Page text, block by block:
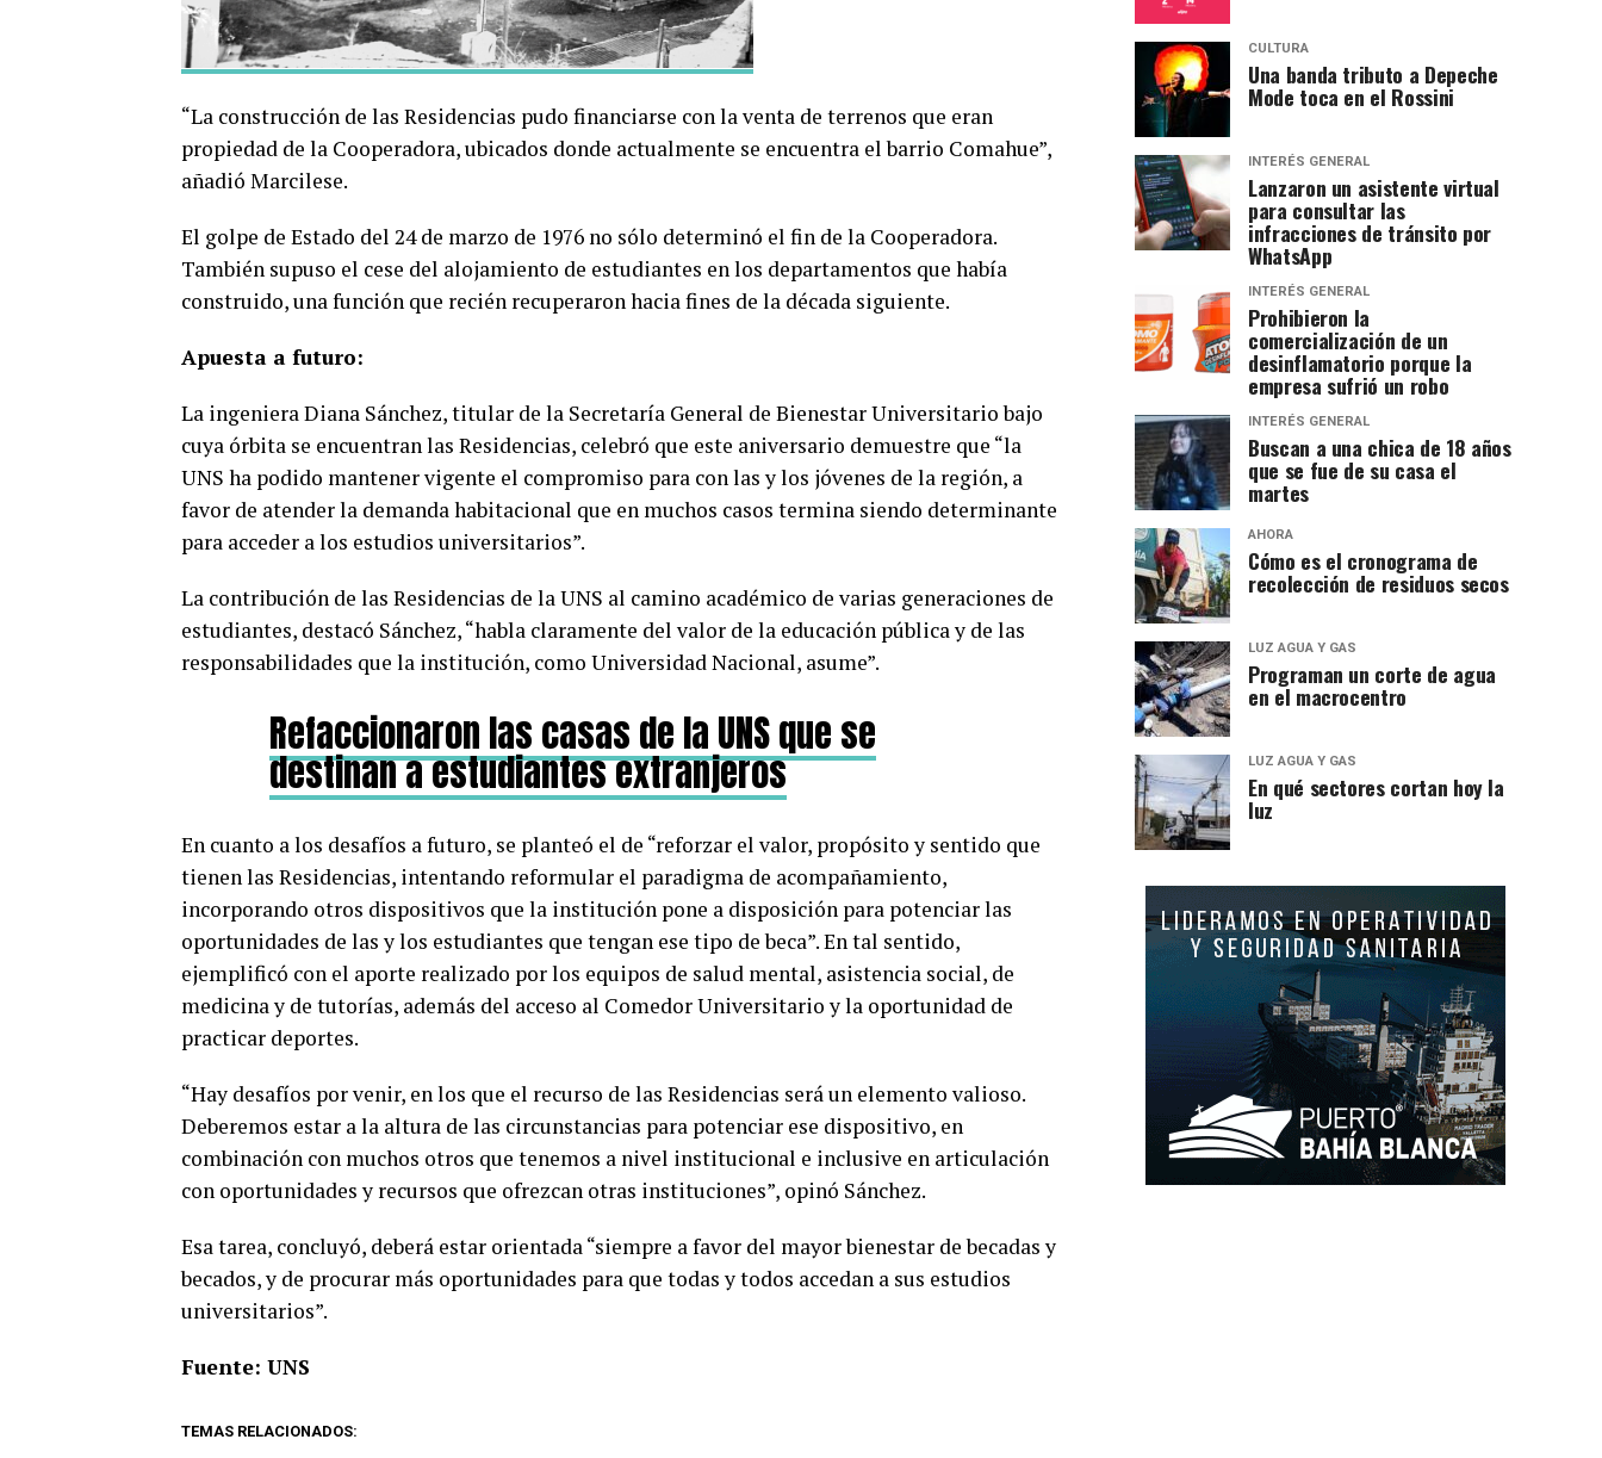
“La construcción de las Residencias pudo financiarse con la venta de terrenos que eran
propiedad de la Cooperadora, ubicados donde actualmente se encuentra el barrio Comahue”,
añadió Marcilese.
El golpe de Estado del 24 de marzo de 1976 no sólo determinó el fin de la Cooperadora.
También supuso el cese del alojamiento de estudiantes en los departamentos que había
construido, una función que recién recuperaron hacia fines de la década siguiente.
Apuesta a futuro:
La ingeniera Diana Sánchez, titular de la Secretaría General de Bienestar Universitario bajo
cuya órbita se encuentran las Residencias, celebró que este aniversario demuestre que “la
UNS ha podido mantener vigente el compromiso para con las y los jóvenes de la región, a
favor de atender la demanda habitacional que en muchos casos termina siendo determinante
para acceder a los estudios universitarios”.
La contribución de las Residencias de la UNS al camino académico de varias generaciones de
estudiantes, destacó Sánchez, “habla claramente del valor de la educación pública y de las
responsabilidades que la institución, como Universidad Nacional, asume”.
Refaccionaron las casas de la UNS que se
destinan a estudiantes extranjeros
En cuanto a los desafíos a futuro, se planteó el de “reforzar el valor, propósito y sentido que
tienen las Residencias, intentando reformular el paradigma de acompañamiento,
incorporando otros dispositivos que la institución pone a disposición para potenciar las
oportunidades de las y los estudiantes que tengan ese tipo de beca”. En tal sentido,
ejemplificó con el aporte realizado por los equipos de salud mental, asistencia social, de
medicina y de tutorías, además del acceso al Comedor Universitario y la oportunidad de
practicar deportes.
“Hay desafíos por venir, en los que el recurso de las Residencias será un elemento valioso.
Deberemos estar a la altura de las circunstancias para potenciar ese dispositivo, en
combinación con muchos otros que tenemos a nivel institucional e inclusive en articulación
con oportunidades y recursos que ofrezcan otras instituciones”, opinó Sánchez.
Esa tarea, concluyó, deberá estar orientada “siempre a favor del mayor bienestar de becadas y
becados, y de procurar más oportunidades para que todas y todos accedan a sus estudios
universitarios”.
Fuente: UNS
TEMAS RELACIONADOS:
CULTURA
Una banda tributo a Depeche
Mode toca en el Rossini
INTERÉS GENERAL
Lanzaron un asistente virtual
para consultar las
infracciones de tránsito por
WhatsApp
INTERÉS GENERAL
Prohibieron la
comercialización de un
desinflamatorio porque la
empresa sufrió un robo
INTERÉS GENERAL
Buscan a una chica de 18 años
que se fue de su casa el
martes
AHORA
Cómo es el cronograma de
recolección de residuos secos
LUZ AGUA Y GAS
Programan un corte de agua
en el macrocentro
LUZ AGUA Y GAS
En qué sectores cortan hoy la
luz